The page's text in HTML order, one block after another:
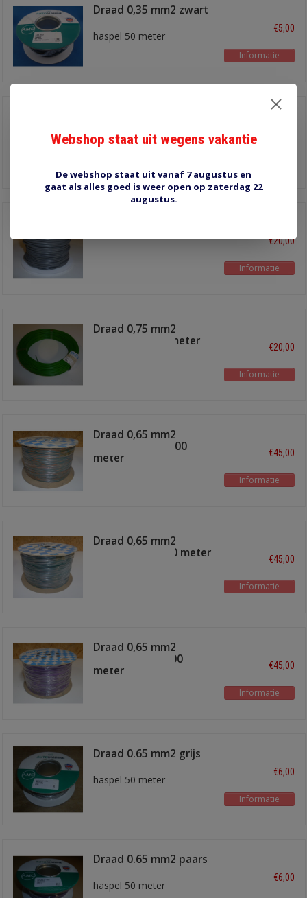
Draad 0,35 mm2 zwart
haspel 50 meter
€5,00
Informatie
€20,00
Informatie
Draad 0,75 mm2
lichtgroen 100 meter
€20,00
Informatie
Draad 0,65 mm2
groen/oranje 1000
meter
€45,00
Informatie
Draad 0,65 mm2
groen/rose 1000 meter
€45,00
Informatie
Draad 0,65 mm2
paars/zwart 1000
meter
€45,00
Informatie
Draad 0.65 mm2 grijs
haspel 50 meter
€6,00
Informatie
Draad 0.65 mm2 paars
haspel 50 meter
€6,00
Webshop staat uit wegens vakantie
De webshop staat uit vanaf 7 augustus en
gaat als alles goed is weer open op zaterdag 22
augustus.